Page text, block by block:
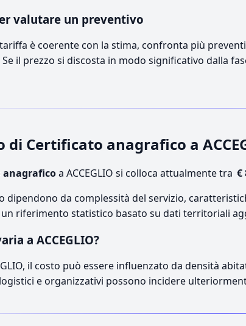
valutare un preventivo
è coerente con la stima, confronta più
il prezzo si discosta in modo significativo dalla
di Certificato anagrafico a
anagraficoa ACCEGLIO si colloca attualmente tra €
dipendono da complessità del servizio,
riferimento statistico basato su dati territoriali
a ACCEGLIO?
il costo può essere influenzato da densità
e organizzativi possono incidere